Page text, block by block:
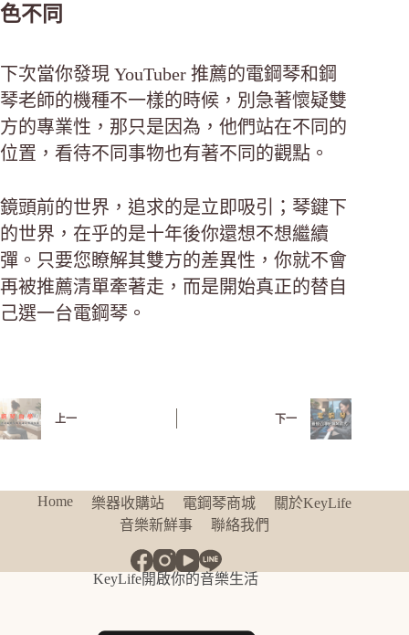
色不同
下次當你發現 YouTuber 推薦的電鋼琴和鋼
琴老師的機種不一樣的時候，別急著懷疑雙
方的專業性，那只是因為，他們站在不同的
位置，看待不同事物也有著不同的觀點。
鏡頭前的世界，追求的是立即吸引；琴鍵下
的世界，在乎的是十年後你還想不想繼續
彈。只要您瞭解其雙方的差異性，你就不會
再被推薦清單牽著走，而是開始真正的替自
己選一台電鋼琴。
上一 下一
Home 樂器收購站 電鋼琴商城
關於KeyLife
音樂新鮮事
聯絡我們
KeyLife開啟你的音樂生活